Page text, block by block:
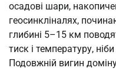
осадові шари,
геосинкліналях,
глибині 5–15 км
тиск і температуру,
Подовжній вигин